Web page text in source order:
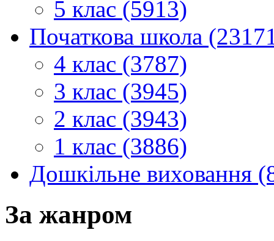
5 клас (5913)
Початкова школа
4 клас (3787)
3 клас (3945)
2 клас (3943)
1 клас (3886)
Дошкільне виховання
За жанром